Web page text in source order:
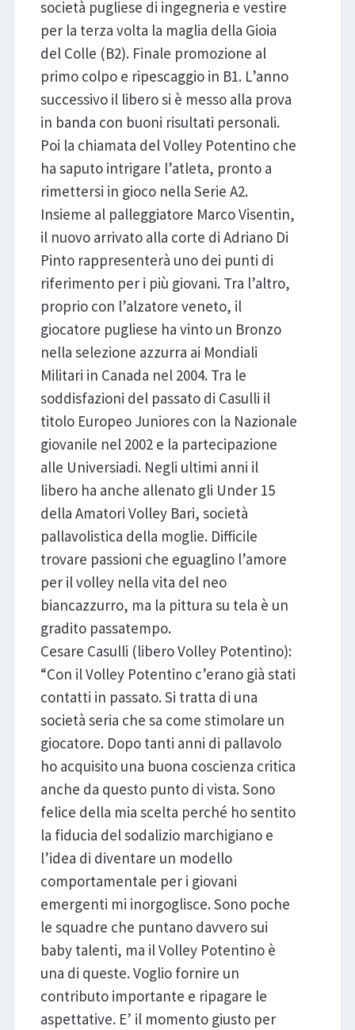
società pugliese di ingegneria e vestire
per la terza volta la maglia della Gioia
del Colle (B2). Finale promozione al
primo colpo e ripescaggio in B1. L’anno
successivo il libero si è messo alla prova
in banda con buoni risultati personali.
Poi la chiamata del Volley Potentino che
ha saputo intrigare l’atleta, pronto a
rimettersi in gioco nella Serie A2.
Insieme al palleggiatore Marco Visentin,
il nuovo arrivato alla corte di Adriano Di
Pinto rappresenterà uno dei punti di
riferimento per i più giovani. Tra l’altro,
proprio con l’alzatore veneto, il
giocatore pugliese ha vinto un Bronzo
nella selezione azzurra ai Mondiali
Militari in Canada nel 2004. Tra le
soddisfazioni del passato di Casulli il
titolo Europeo Juniores con la Nazionale
giovanile nel 2002 e la partecipazione
alle Universiadi. Negli ultimi anni il
libero ha anche allenato gli Under 15
della Amatori Volley Bari, società
pallavolistica della moglie. Difficile
trovare passioni che eguaglino l’amore
per il volley nella vita del neo
biancazzurro, ma la pittura su tela è un
gradito passatempo.
Cesare Casulli (libero Volley Potentino):
“Con il Volley Potentino c’erano già stati
contatti in passato. Si tratta di una
società seria che sa come stimolare un
giocatore. Dopo tanti anni di pallavolo
ho acquisito una buona coscienza critica
anche da questo punto di vista. Sono
felice della mia scelta perché ho sentito
la fiducia del sodalizio marchigiano e
l’idea di diventare un modello
comportamentale per i giovani
emergenti mi inorgoglisce. Sono poche
le squadre che puntano davvero sui
baby talenti, ma il Volley Potentino è
una di queste. Voglio fornire un
contributo importante e ripagare le
aspettative. E’ il momento giusto per